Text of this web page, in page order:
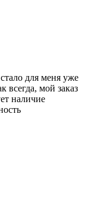
для меня уже
всегда, мой заказ
наличие